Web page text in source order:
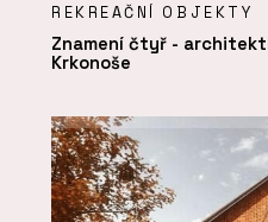
REKREAČNÍ OBJEKTY
Znamení čtyř -
Krkonoše